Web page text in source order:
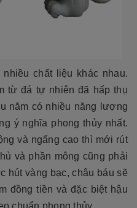
chất liệu khác nhau.
từ đá tự nhiên đã hấp thụ
năm có nhiều năng lượng
ý nghĩa phong thủy nhất.
và ngẩng cao thì mới rút
và phần mông cũng phải
hút vàng bạc, châu báu sẽ
đồng tiền và đặc biệt hậu
chuẩn phong thủy.